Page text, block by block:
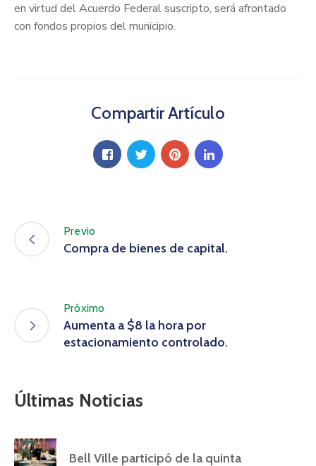
en virtud del Acuerdo Federal suscripto, será afrontado
con fondos propios del municipio.
Compartir Artículo
Previo
Compra de bienes de capital.
Próximo
Aumenta a $8 la hora por
estacionamiento controlado.
Últimas Noticias
Bell Ville participó de la quinta